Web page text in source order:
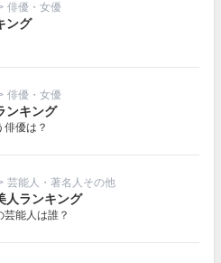
俳優・女優
ング
俳優・女優
ンキング
俳優は？
芸能人・著名人その他
人ランキング
能人は誰？